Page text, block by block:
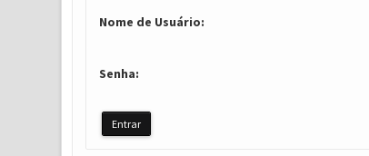
Nome de Usuário:
Senha: